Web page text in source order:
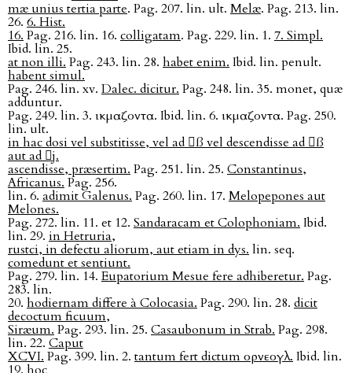
mæ unius tertia parte. Pag. 207. lin. ult. Melæ. Pag. 213. lin.
26. 6. Hist.
16. Pag. 216. lin. 16. colligatam. Pag. 229. lin. 1. 7. Simpl.
Ibid. lin. 25.
at non illi. Pag. 243. lin. 28. habet enim. Ibid. lin. penult.
habent simul.
Pag. 246. lin. xv. Dalec. dicitur. Pag. 248. lin. 35. monet, quæ
adduntur.
Pag. 249. lin. 3. ικμαζοντα. Ibid. lin. 6. ικμαζοντα. Pag. 250.
lin. ult.
in hac dosi vel substitisse, vel ad ß vel descendisse ad ß
aut ad j.
ascendisse, præsertim. Pag. 251. lin. 25. Constantinus,
Africanus. Pag. 256.
lin. 6. adimit Galenus. Pag. 260. lin. 17. Melopepones aut
Melones.
Pag. 272. lin. 11. et 12. Sandaracam et Colophoniam. Ibid.
lin. 29. in Hetruria,
rustci, in defectu aliorum, aut etiam in dys. lin. seq.
comedunt et sentiunt.
Pag. 279. lin. 14.Eupatorium Mesue fere adhiberetur. Pag.
283. lin.
20. hodiernam differe à Colocasia. Pag. 290. lin. 28. dicit
decoctum ficuum,
Siræum. Pag. 293. lin. 25. Casaubonum in Strab. Pag. 298.
lin. 22. Caput
XCVI. Pag. 399. lin. 2. tantum fert dictum ορνεογλ. Ibid. lin.